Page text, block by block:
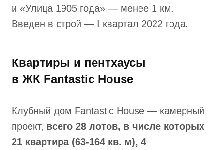
и «Улица 1905 года» — менее 1 км.
Введен в строй — I квартал 2022 года.
Квартиры и пентхаусы
в ЖК Fantastic House
Клубный дом Fantastic House — камерный
проект, всего 28 лотов, в числе которых
21 квартира (63-164 кв. м), 4